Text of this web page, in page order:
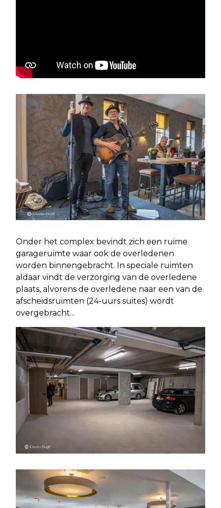
Onder het complex bevindt zich een ruime
garageruimte waar ook de overledenen
worden binnengebracht. In speciale ruimten
aldaar vindt de verzorging van de overledene
plaats, alvorens de overledene naar een van de
afscheidsruimten (24-uurs suites) wordt
overgebracht...